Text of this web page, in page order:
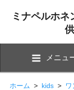
ミナペルホ
メニュ
ホーム > kids > ワ